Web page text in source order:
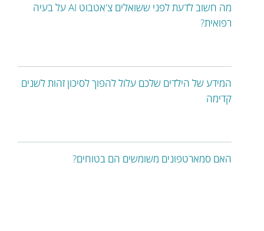
מה חשוב לדעת לפני ששואלים צ'אטבוט AI על בעיה
רפואית?
המידע של הילדים שלכם עלול להפוך לסיכון זהות לשנים
קדימה
האם סמארטפונים משומשים הם בטוחים?